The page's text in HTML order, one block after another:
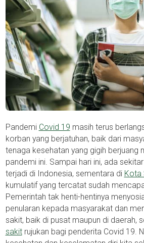
Pandemi Covid 19 masih terus
korban yang berjatuhan, baik dari
tenaga kesehatan yang gigih berjuang
pandemi ini. Sampai hari ini, ada
terjadi di Indonesia, sementara di Kota
kumulatif yang tercatat sudah
Pemerintah tak henti-hentinya
penularan kepada masyarakat dan
sakit, baik di pusat maupun di daerah,
sakitrujukan bagi penderita Covid 19.